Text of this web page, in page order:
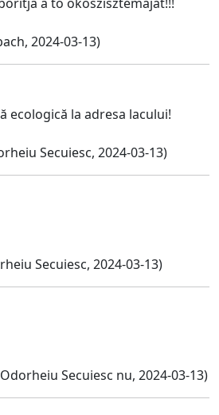
2024-03-13)
ecologică la adresa lacului!
Secuiesc, 2024-03-13)
Secuiesc, 2024-03-13)
Secuiesc nu, 2024-03-13)